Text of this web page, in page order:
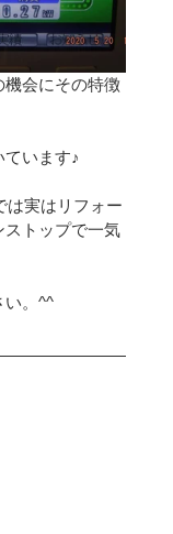
機会にその特徴
います♪
は実はリフォー
ストップで一気
い。^^